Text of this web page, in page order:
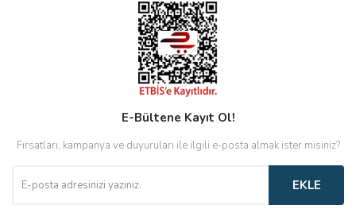
E-Bültene Kayıt Ol!
Fırsatları, kampanya ve duyuruları ile ilgili e-posta almak ister misiniz?
EKLE